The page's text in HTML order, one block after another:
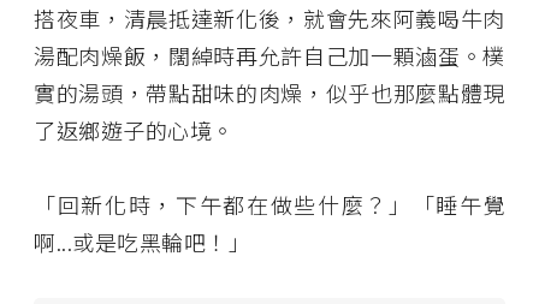
搭夜車，清晨抵達新化後，就會先來阿義喝牛肉
湯配肉燥飯，闊綽時再允許自己加一顆滷蛋。樸
實的湯頭，帶點甜味的肉燥，似乎也那麼點體現
了返鄉遊子的心境。
「回新化時，下午都在做些什麼？」「睡午覺
啊...或是吃黑輪吧！」